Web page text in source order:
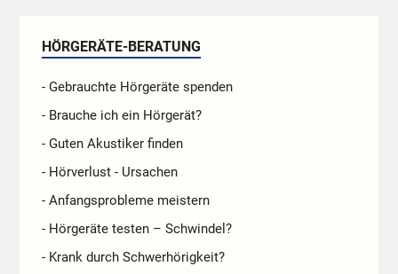
HÖRGERÄTE-BERATUNG
- Gebrauchte Hörgeräte spenden
- Brauche ich ein Hörgerät?
- Guten Akustiker finden
- Hörverlust - Ursachen
- Anfangsprobleme meistern
- Hörgeräte testen – Schwindel?
- Krank durch Schwerhörigkeit?